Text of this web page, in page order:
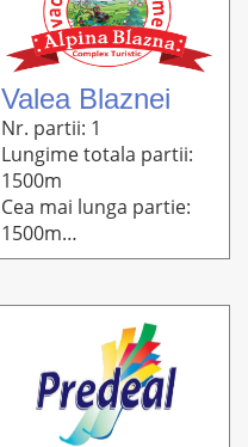
Valea Blaznei
Nr. partii: 1
Lungime totala partii:
1500m
Cea mai lunga partie:
1500m
Altitudine: 1480m-